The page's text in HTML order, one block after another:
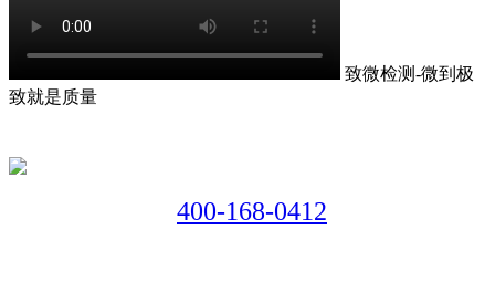
致微检测-微到极
致就是质量
400-168-0412